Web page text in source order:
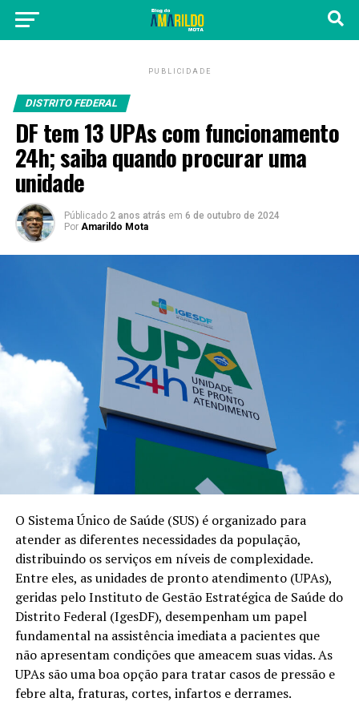
PUBLICIDADE
DISTRITO FEDERAL
DF tem 13 UPAs com funcionamento
24h; saiba quando procurar uma
unidade
Públicado 2 anos atrás em 6 de outubro de 2024
Por Amarildo Mota
O Sistema Único de Saúde (SUS) é organizado para
atender as diferentes necessidades da população,
distribuindo os serviços em níveis de complexidade.
Entre eles, as unidades de pronto atendimento (UPAs),
geridas pelo Instituto de Gestão Estratégica de Saúde do
Distrito Federal (IgesDF), desempenham um papel
fundamental na assistência imediata a pacientes que
não apresentam condições que ameacem suas vidas. As
UPAs são uma boa opção para tratar casos de pressão e
febre alta, fraturas, cortes, infartos e derrames.